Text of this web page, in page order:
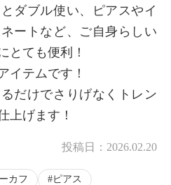
ダブル使い、ピアスやイ
ートなど、ご自身らしい
とても便利！
イテムです！
だけでさりげなくトレン
上げます！
投稿日： 2026.02.20
カフ ピアス